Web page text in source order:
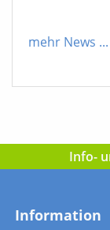
mehr News ...
Info-
Information